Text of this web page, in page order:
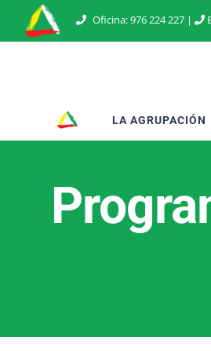
Oficina:976 224 227 |
LA AGRUPACIÓN